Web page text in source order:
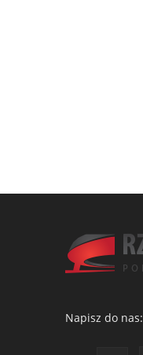
Napisz do nas: